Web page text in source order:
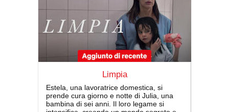
Limpia
Estela, una lavoratrice domestica, si
prende cura giorno e notte di Julia, una
bambina di sei anni. Il loro legame si